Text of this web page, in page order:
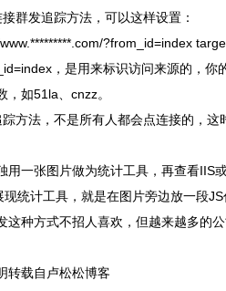
群发追踪方法，可以这样设置：
?from_id=index
，是用来标识访问来源的，
，如51la、cnzz。
方法，不是所有人都会点连接的，
用一张图片做为统计工具，再查看IIS
统计工具，就是在图片旁边放一段
这种方式不招人喜欢，但越来越多的
转载自卢松松博客